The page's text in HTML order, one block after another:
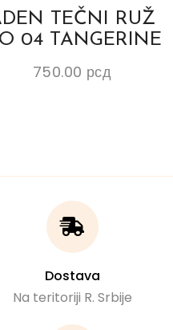
TEČNI RUŽ
04 TANGERINE
750.00 рсд
Dostava
Na teritoriji R. Srbije